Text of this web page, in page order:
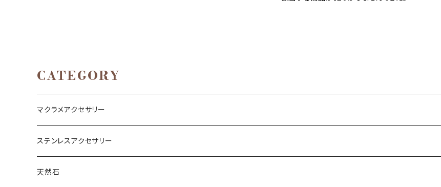
CATEGORY
マクラメアクセサリー
ネックレス
ブレスレット
ステンレスアクセサリー
ネックレス
天然石